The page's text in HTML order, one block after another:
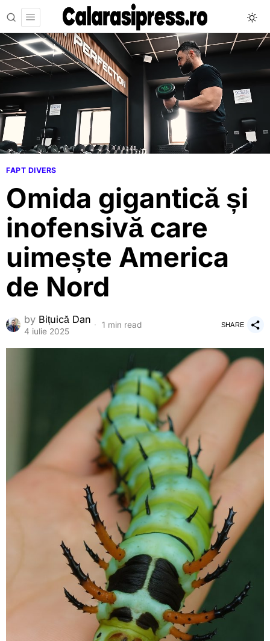
FAPT DIVERS
Omida gigantică și
inofensivă care
uimește America
de Nord
by Bițuică Dan
4 iulie 2025
1 min read SHARE